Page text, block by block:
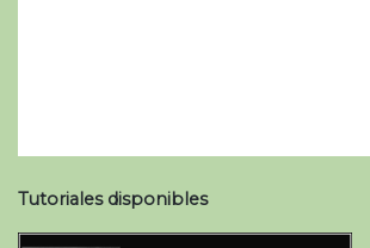
Tutoriales disponibles